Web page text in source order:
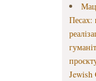
Песах:
Jewish